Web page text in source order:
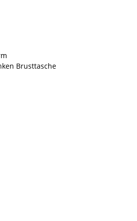
Brusttasche